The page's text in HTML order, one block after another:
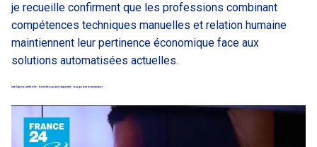
je recueille confirment que les professions combinant
compétences techniques manuelles et relation humaine
maintiennent leur pertinence économique face aux
solutions automatisées actuelles.
Intelligence artificielle : les métiers qui vont disparaître, ceux qui vont les remplacer